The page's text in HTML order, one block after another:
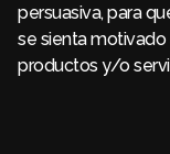
persuasiva, para
se sienta motivado
productos y/o